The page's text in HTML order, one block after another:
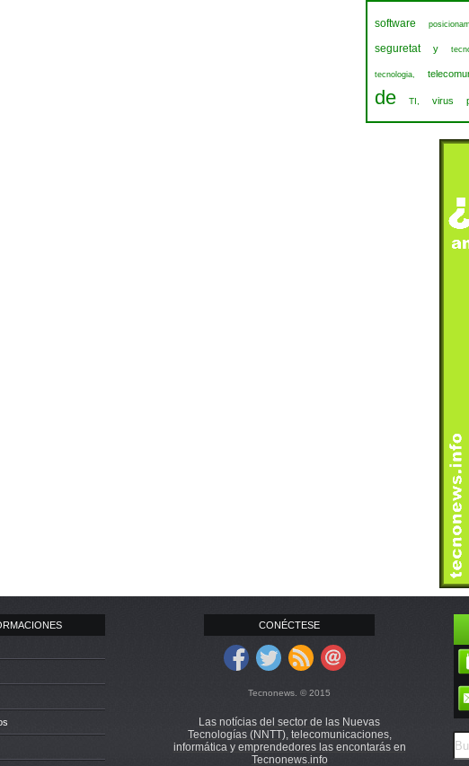
software
seguretat y
tecnologia,
de TI, virus
CONÉCTESE
Tecnonews. © 2015
Las notícias del sector de las Nuevas
Tecnologías (NNTT), telecomunicaciones,
informática y emprendedores las encontarás en
Tecnonews.info